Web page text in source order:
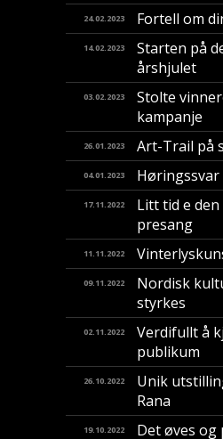
24.02.2023 Fortell om
14.02.2023
Starten på
årshjulet
03.02.2023
Stolte
kampanje
26.01.2023 Art-Trail på
04.01.2023 Høringssvar
17.11.2022
Litt tid e
presang
11.11.2022
09.11.2022
Nordisk
styrkes
02.11.2022
Verdifullt å
publikum
26.10.2022
Unik
Rana
19.10.2022
Det øves og